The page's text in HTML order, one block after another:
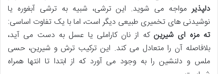
دلپذیرمواجه می شوید. این ترشی، شبیه به ترشی آبغوره یا
نوشیدنی های تخمیری طبیعی دیگر است، اما با یک تفاوت اساسی:
ته مزه ای شیرینکه از نان کاراملی یا عسل به دست می آید،
بلافاصله آن را متعادل می کند. این ترکیب ترش و شیرین، حسی
ملس و دلنشین را به وجود می آورد که از ابتدا تا انتها همراه